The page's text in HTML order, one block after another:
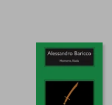
dcto.